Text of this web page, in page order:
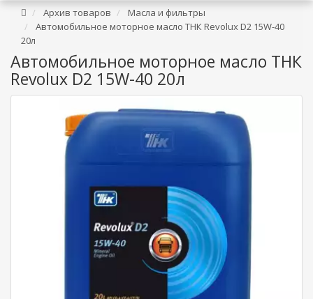
Архив товаров
Масла и фильтры
Автомобильное моторное масло ТНК Revolux D2 15W-40
20л
Автомобильное моторное масло ТНК
Revolux D2 15W-40 20л